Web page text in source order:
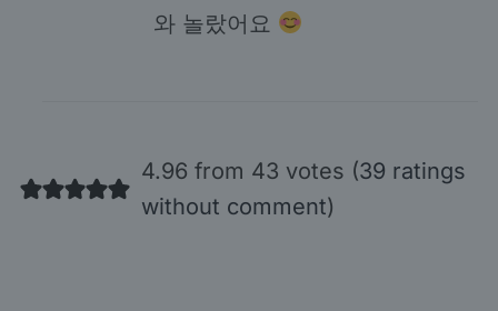
와 놀랐어요
4.96 from 43 votes (39 ratings
without comment)